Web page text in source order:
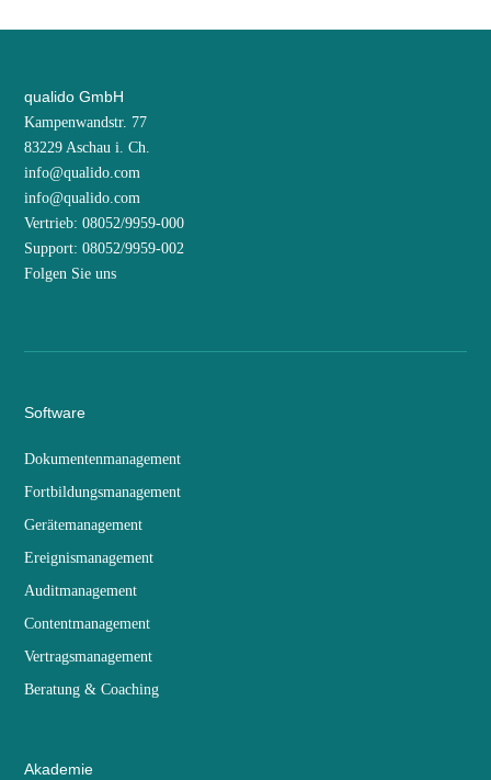
qualido GmbH
Kampenwandstr. 77
83229 Aschau i. Ch.
info@qualido.com
info@qualido.com
Vertrieb: 08052/9959-000
Support: 08052/9959-002
Folgen Sie uns
Software
Dokumentenmanagement
Fortbildungsmanagement
Gerätemanagement
Ereignismanagement
Auditmanagement
Contentmanagement
Vertragsmanagement
Beratung & Coaching
Akademie